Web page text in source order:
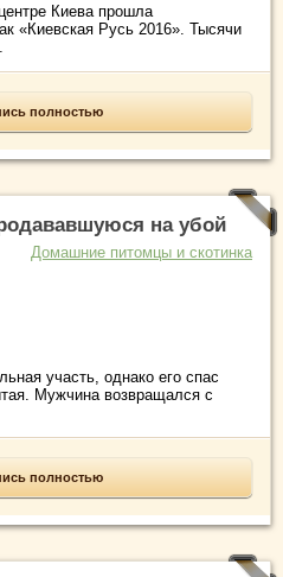
Киева прошла
«Киевская Русь 2016». Тысячи
полностью
на убой
Домашние питомцы и скотинка
участь, однако его спас
Мужчина возвращался с
полностью